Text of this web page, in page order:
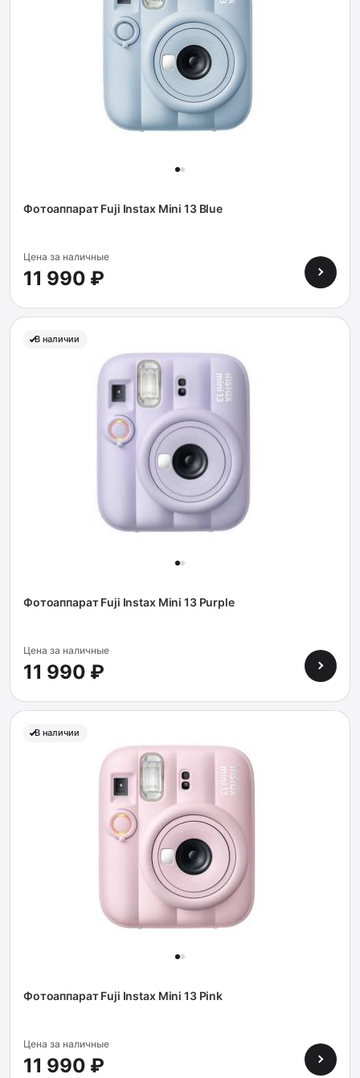
Фотоаппарат Fuji Instax Mini 13 Blue
Цена за наличные
11 990 ₽
В наличии
Фотоаппарат Fuji Instax Mini 13 Purple
Цена за наличные
11 990 ₽
В наличии
Фотоаппарат Fuji Instax Mini 13 Pink
Цена за наличные
11 990 ₽